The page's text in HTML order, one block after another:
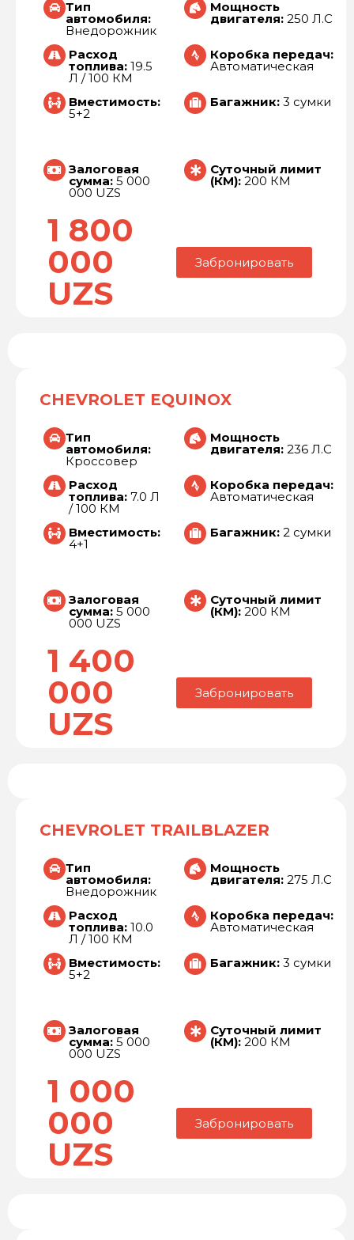
Тип
автомобиля:
Внедорожник
Мощность
двигателя:250 Л.С
Расход
топлива: 19.5
Л / 100 КМ
Коробка передач:
Автоматическая
Вместимость:
5+2
Багажник:3 сумки
Залоговая
сумма: 5 000
000 UZS
Суточный лимит
(КМ):200 КМ
1 800
000
UZS
Забронировать
CHEVROLET EQUINOX
Тип
автомобиля:
Кроссовер
Мощность
двигателя:236 Л.С
Расход
топлива: 7.0 Л
/ 100 КМ
Коробка передач:
Автоматическая
Вместимость:
4+1
Багажник:2 сумки
Залоговая
сумма: 5 000
000 UZS
Суточный лимит
(КМ):200 КМ
1 400
000
UZS
Забронировать
CHEVROLET TRAILBLAZER
Тип
автомобиля:
Внедорожник
Мощность
двигателя:275 Л.С
Расход
топлива: 10.0
Л / 100 КМ
Коробка передач:
Автоматическая
Вместимость:
5+2
Багажник:3 сумки
Залоговая
сумма: 5 000
000 UZS
Суточный лимит
(КМ):200 КМ
1 000
000
UZS
Забронировать